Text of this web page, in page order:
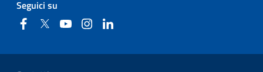
Seguici su
FacebookTwitter YouTubeInstagram
Sezione Link Utili